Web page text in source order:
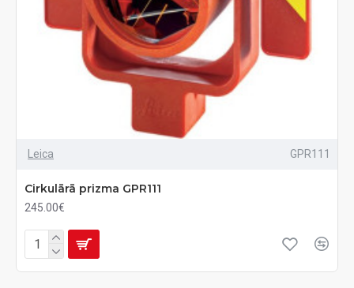
Leica GPR111
Cirkulārā prizma GPR111
245.00€